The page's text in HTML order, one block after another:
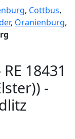
, Cottbus,
, Oranienburg,
18431
-